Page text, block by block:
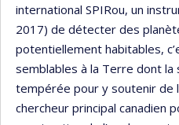
international SPIRou, un
2017) de détecter des
potentiellement habitables,
semblables à la Terre dont
tempérée pour y soutenir de
chercheur principal canadien